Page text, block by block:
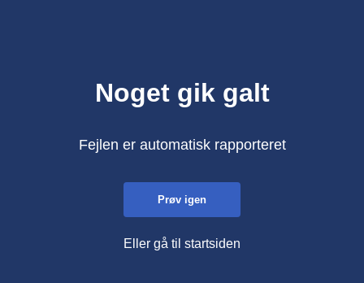
Noget gik galt
Fejlen er automatisk rapporteret
Prøv igen
Eller gå til startsiden